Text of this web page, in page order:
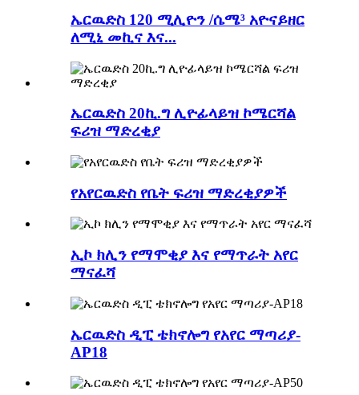
ኤርዉድስ 120 ሚሊዮን /ሴሜ³ አዮናይዘር
ለሚኒ መኪና እና...
ኤርዉድስ 20ኪ.ግ ሊዮፊላይዝ ኮሜርሻል
ፍሪዝ ማድረቂያ
የአየርዉድስ የቤት ፍሪዝ ማድረቂያዎች
ኢኮ ክሊን የማሞቂያ እና የማጥራት አየር
ማናፈሻ
ኤርዉድስ ዲፒ ቴክኖሎግ የአየር ማጣሪያ-
AP18